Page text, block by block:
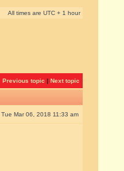
All times are UTC + 1 hour
Previous topic | Next topic
Tue Mar 06, 2018 11:33 am